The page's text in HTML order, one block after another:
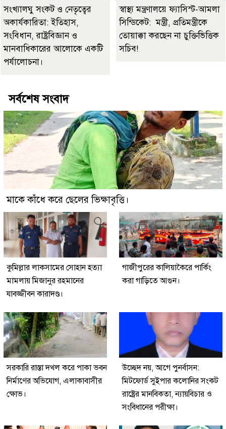
সংখ্যালঘু সংকট ও নেতৃত্বের
অকার্যকারিতা: ইতিহাস,
সংবিধান, রাষ্ট্রবিজ্ঞান ও
মানবাধিকারের আলোকে একটি
পর্যালোচনা।
স্বাস্থ্য মন্ত্রণালয়ে ফ্যাসিস্ট-আমলা
সিন্ডিকেট: মন্ত্রী, প্রতিমন্ত্রীকে
তোয়াক্কা করছেন না চুক্তিভিত্তিক
সচিব!
সর্বশেষ সংবাদ
মাকে কাঁধে করে ছেলের ভিক্ষাবৃত্তি।
কুমিল্লার লাকসামের সোহান হত্যা
মামলায় মিজানুর রহমানের
যাবজ্জীবন কারাদণ্ড।
গাজীপুরের কালিয়াকৈরে পার্কিং
করা গাড়িতে আগুন।
সরকারি রাস্তা দখল করে পাকা ভবন
নির্মাণের অভিযোগ, এলাকাবাসীর
ক্ষোভ।
উচ্ছেদ নয়, আগে পুনর্বাসন:
মিটফোর্ড সুইপার কলোনির সংকট
রাষ্ট্রের মানবিকতা, ন্যায়বিচার ও
সংবিধানের পরীক্ষা।